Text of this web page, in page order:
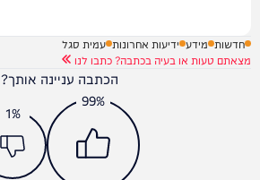
חדשות מידע ידיעות אחרונות עמית סגל
מצאתם טעות או בעיה בכתבה? כתבו לנו
הכתבה עניינה אותך?
99%
1%